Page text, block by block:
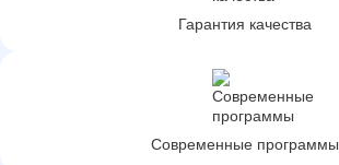
Гарантия качества
Современные программы